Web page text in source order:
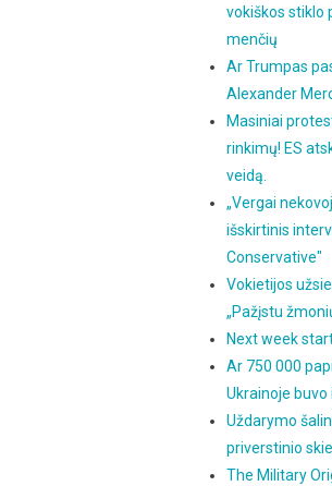
vokiškos stiklo
menčių
Ar Trumpas
Alexander
Masiniai
rinkimų! ES
veidą.
„Vergai
išskirtinis
Conservative"
Vokietijos
„Pažįstu
Next week
Ar 750 000
Ukrainoje
Uždarymo
priverstinio
The Military